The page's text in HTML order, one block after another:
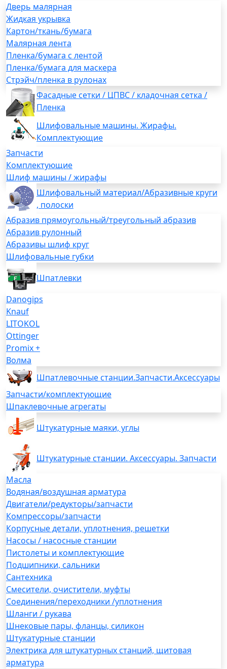
Дверь малярная
Жидкая укрывка
Картон/ткань/бумага
Малярная лента
Пленка/бумага с лентой
Пленка/бумага для маскера
Стрэйч/пленка в рулонах
Фасадные сетки / ЦПВС / кладочная сетка /
Пленка
Шлифовальные машины. Жирафы.
Комплектующие
Запчасти
Комплектующие
Шлиф машины / жирафы
Шлифовальный материал/Абразивные круги
, полоски
Абразив прямоугольный/треугольный абразив
Абразив рулонный
Абразивы шлиф круг
Шлифовальные губки
Шпатлевки
Danogips
Knauf
LITOKOL
Ottinger
Promix +
Волма
Шпатлевочные станции.Запчасти.Аксессуары
Запчасти/комплектующие
Шпаклевочные агрегаты
Штукатурные маяки, углы
Штукатурные станции. Аксессуары. Запчасти
Масла
Водяная/воздушная арматура
Двигатели/редукторы/запчасти
Компрессоры/запчасти
Корпусные детали, уплотнения, решетки
Насосы / насосные станции
Пистолеты и комплектующие
Подшипники, сальники
Сантехника
Смесители, очистители, муфты
Соединения/переходники /уплотнения
Шланги / рукава
Шнековые пары, фланцы, силикон
Штукатурные станции
Электрика для штукатурных станций, щитовая
арматура